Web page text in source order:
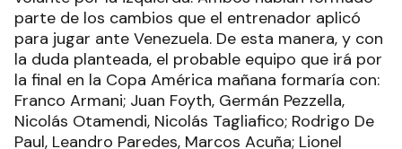
parte de los cambios que el entrenador aplicó
para jugar ante Venezuela. De esta manera, y con
la duda planteada, el probable equipo que irá por
la final en la Copa América mañana formaría con:
Franco Armani; Juan Foyth, Germán Pezzella,
Nicolás Otamendi, Nicolás Tagliafico; Rodrigo De
Paul, Leandro Paredes, Marcos Acuña; Lionel